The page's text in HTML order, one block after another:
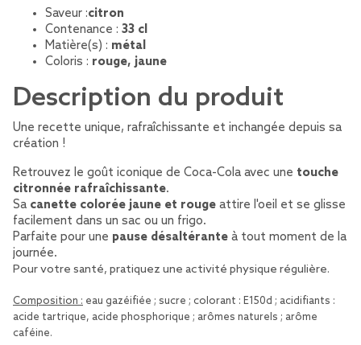
Saveur :citron
Contenance : 33 cl
Matière(s) : métal
Coloris : rouge, jaune
Description du produit
Une recette unique, rafraîchissante et inchangée depuis sa
création !
Retrouvez le goût iconique de Coca-Cola avec une touche
citronnée rafraîchissante.
Sa canette colorée jaune et rouge attire l'oeil et se glisse
facilement dans un sac ou un frigo.
Parfaite pour une pause désaltérante à tout moment de la
journée.
Pour votre santé, pratiquez une activité physique régulière.
Composition : eau gazéifiée ; sucre ; colorant : E150d ; acidifiants :
acide tartrique, acide phosphorique ; arômes naturels ; arôme
caféine.